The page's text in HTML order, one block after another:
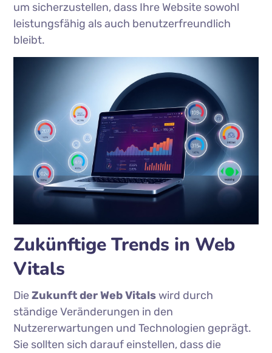
um sicherzustellen, dass Ihre Website sowohl
leistungsfähig als auch benutzerfreundlich
bleibt.
Zukünftige Trends in Web
Vitals
DieZukunft der Web Vitalswird durch
ständige Veränderungen in den
Nutzererwartungen und Technologien geprägt.
Sie sollten sich darauf einstellen, dass die